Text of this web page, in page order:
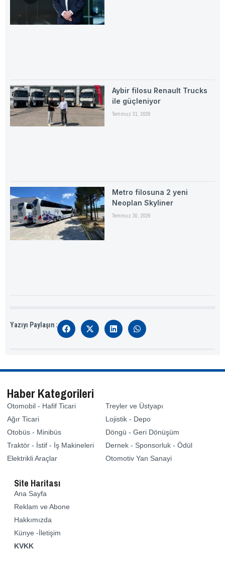
Aybir filosu Renault Trucks
ile güçleniyor
Temmuz 31, 2026
Metro filosuna 2 yeni
Neoplan Skyliner
Temmuz 30, 2026
Yazıyı Paylaşın :
Haber Kategorileri
Otomobil - Hafif Ticari
Ağır Ticari
Otobüs - Minibüs
Traktör - İstif - İş Makineleri
Elektrikli Araçlar
Treyler ve Üstyapı
Lojistik - Depo
Döngü - Geri Dönüşüm
Dernek - Sponsorluk - Ödül
Otomotiv Yan Sanayi
Site Haritası
Ana Sayfa
Reklam ve Abone
Hakkımızda
Künye -İletişim
KVKK